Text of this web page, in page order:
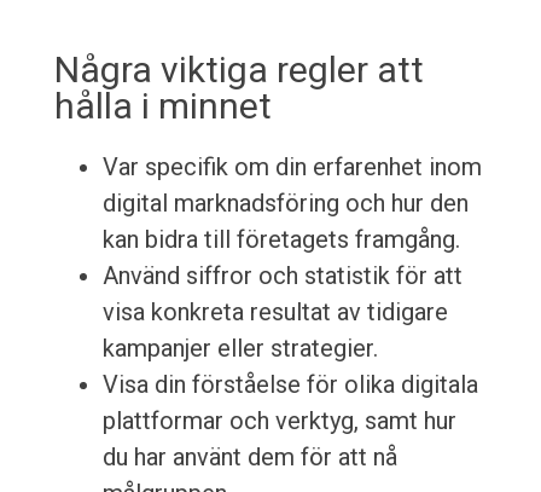
Några viktiga regler att
hålla i minnet
Var specifik om din erfarenhet inom
digital marknadsföring och hur den
kan bidra till företagets framgång.
Använd siffror och statistik för att
visa konkreta resultat av tidigare
kampanjer eller strategier.
Visa din förståelse för olika digitala
plattformar och verktyg, samt hur
du har använt dem för att nå